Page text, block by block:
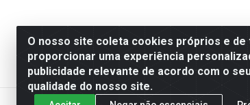
O nosso site coleta cookies próprios e
proporcionar uma experiência
publicidade relevante de acordo com o
qualidade do nosso site.
Nova Boni Distribuidora de